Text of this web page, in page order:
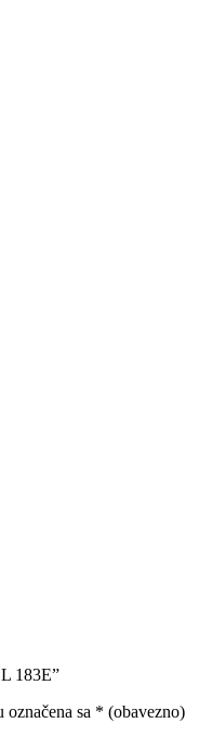
183E”
označena sa * (obavezno)